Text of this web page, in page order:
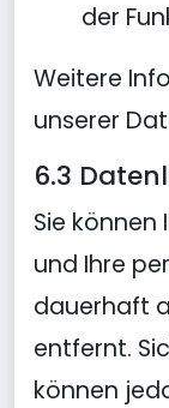
der
Weitere
unserer
6.3
Sie können
und Ihre
dauerhaft
entfernt.
können